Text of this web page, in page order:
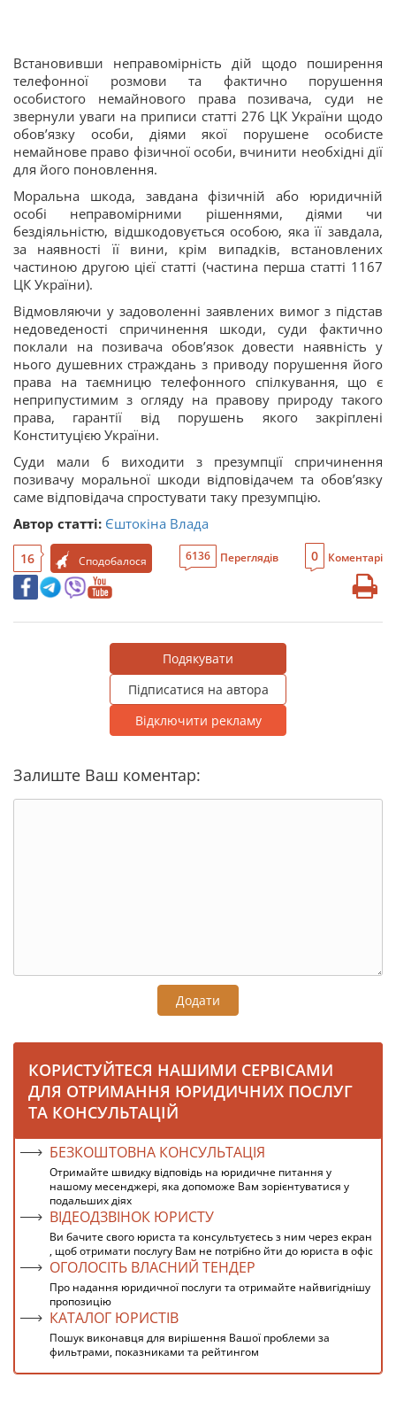
Встановивши неправомірність дій щодо поширення
телефонної розмови та фактично порушення
особистого немайнового права позивача, суди не
звернули уваги на приписи статті 276 ЦК України щодо
обов’язку особи, діями якої порушене особисте
немайнове право фізичної особи, вчинити необхідні дії
для його поновлення.
Моральна шкода, завдана фізичній або юридичній
особі неправомірними рішеннями, діями чи
бездіяльністю, відшкодовується особою, яка її завдала,
за наявності її вини, крім випадків, встановлених
частиною другою цієї статті (частина перша статті 1167
ЦК України).
Відмовляючи у задоволенні заявлених вимог з підстав
недоведеності спричинення шкоди, суди фактично
поклали на позивача обов’язок довести наявність у
нього душевних страждань з приводу порушення його
права на таємницю телефонного спілкування, що є
неприпустимим з огляду на правову природу такого
права, гарантії від порушень якого закріплені
Конституцією України.
Суди мали б виходити з презумпції спричинення
позивачу моральної шкоди відповідачем та обов’язку
саме відповідача спростувати таку презумпцію.
Автор статті: Єштокіна Влада
16 Сподобалося 6136 Переглядів 0 Коментарі
Подякувати
Підписатися на автора
Відключити рекламу
Залиште Ваш коментар:
Додати
КОРИСТУЙТЕСЯ НАШИМИ СЕРВІСАМИ
ДЛЯ ОТРИМАННЯ ЮРИДИЧНИХ ПОСЛУГ
ТА КОНСУЛЬТАЦІЙ
БЕЗКОШТОВНА КОНСУЛЬТАЦІЯ
Отримайте швидку відповідь на юридичне питання у
нашому месенджері, яка допоможе Вам зорієнтуватися у
подальших діях
ВІДЕОДЗВІНОК ЮРИСТУ
Ви бачите свого юриста та консультуєтесь з ним через екран
, щоб отримати послугу Вам не потрібно йти до юриста в офіс
ОГОЛОСІТЬ ВЛАСНИЙ ТЕНДЕР
Про надання юридичної послуги та отримайте найвигіднішу
пропозицію
КАТАЛОГ ЮРИСТІВ
Пошук виконавця для вирішення Вашої проблеми за
фильтрами, показниками та рейтингом